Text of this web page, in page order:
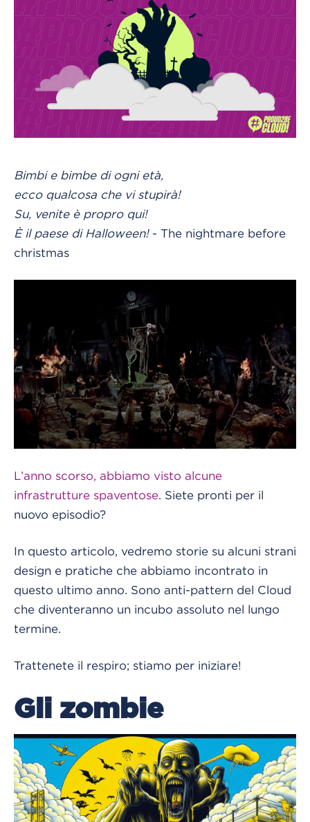
Bimbi e bimbe di ogni età,
ecco qualcosa che vi stupirà!
Su, venite è propro qui!
È il paese di Halloween!- The nightmare before
christmas
L’anno scorso, abbiamo visto alcune
infrastrutture spaventose . Siete pronti per il
nuovo episodio?
In questo articolo, vedremo storie su alcuni strani
design e pratiche che abbiamo incontrato in
questo ultimo anno. Sono anti-pattern del Cloud
che diventeranno un incubo assoluto nel lungo
termine.
Trattenete il respiro; stiamo per iniziare!
Gli zombie